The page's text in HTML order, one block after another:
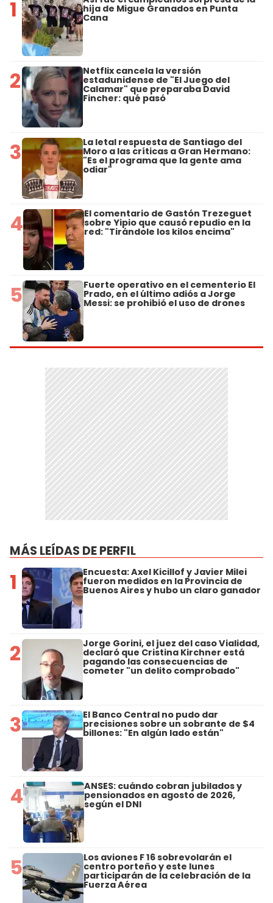
1 hija de Migue Granados en Punta
Cana
2 Netflix cancela la versión
estadunidense de "El Juego del
Calamar" que preparaba David
Fincher: qué pasó
3 La letal respuesta de Santiago del
Moro a las críticas a Gran Hermano:
"Es el programa que la gente ama
odiar"
4 El comentario de Gastón Trezeguet
sobre Yipio que causó repudio en la
red: "Tirándole los kilos encima"
5 Fuerte operativo en el cementerio El
Prado, en el último adiós a Jorge
Messi: se prohibió el uso de drones
MÁS LEÍDAS DE PERFIL
1 Encuesta: Axel Kicillof y Javier Milei
fueron medidos en la Provincia de
Buenos Aires y hubo un claro ganador
2 Jorge Gorini, el juez del caso Vialidad,
declaró que Cristina Kirchner está
pagando las consecuencias de
cometer "un delito comprobado"
3 El Banco Central no pudo dar
precisiones sobre un sobrante de $4
billones: "En algún lado están"
4 ANSES: cuándo cobran jubilados y
pensionados en agosto de 2026,
según el DNI
5 Los aviones F 16 sobrevolarán el
centro porteño y este lunes
participarán de la celebración de la
Fuerza Aérea